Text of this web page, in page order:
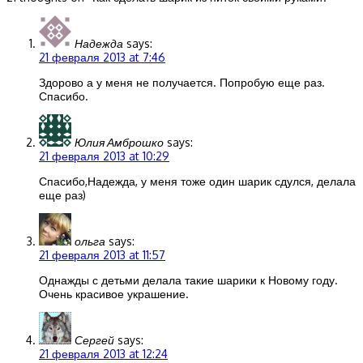
Надежда says:
21 февраля 2013 at 7:46
Здорово а у меня не получается. Попробую еще раз.
Спасибо.
Юлия Амброшко says:
21 февраля 2013 at 10:29
Спасибо,Надежда, у меня тоже один шарик сдулся, делала
еще раз)
ольга says:
21 февраля 2013 at 11:57
Однажды с детьми делала такие шарики к Новому году.
Очень красивое украшение.
Сергей says:
21 февраля 2013 at 12:24